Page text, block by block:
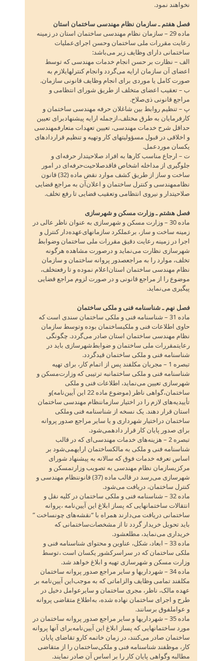
نخواهند نمود.
فصل هفتم ـ سازمان نظام مهندسی ساختمان استان
ماده 29 – سازمان نظام مهندسی ساختمان استان در زمینه
رعایت مقررات ملی ساختمان وحسن اجرای‌عملیات
ساختمانی دارای وظایف زیر می‌باشد:
الف – نظارت بر حسن انجام خدمات مهندسی که توسط
اعضای آن سازمان ارایه می‌گردد وانجام کنترلهایلازم به
صورت کامل یا موردی برای انجام وظایف قانونی سازمان‌.
ب – تعقیب اعضای متخلف از طریق شورای انتظامی و
مراجع قانونی ذی‌صلاح‌.
پ – تنظیم روابط بین شاغلان حرفه مهندسی ساختمان و
کارفرمایان به طرق مختلف‌،ازجمله ارایه پیشنهادبرای تعیین
حداقل شرح خدمات مهندسی‌، تعیین تعهدات متعارفمهندسی
و اخلاقی در قبول مسؤولیتهای کار وتهیه و تنظیم قراردادهای
یکسان موردعمل‌.
ت – ارجاع مناسب کارها به افراد صلاحیتدار حرفه‌ای و
جلوگیری از مداخله اشخاص فاقدصلاحیت‌حرفه‌ای در امور
ساخت و ساز از طریق کشف موارد نقض ماده (32) قانون
نظاممهندسی و کنترل ساختمان و اعلان‌آن به مراجع قضایی
صلاحیتدار و نیروی انتظامی وتعقیب قضایی تا رفع تخلف‌.
فصل هشتم ـ وزارت مسکن و شهرسازی
ماده 30 – وزارت مسکن و شهرسازی به عنوان ناظر عالی در
زمینه ساخت و ساز، برعملکرد سازمانهای‌عهده‌دار کنترل و
اجرا در زمینه رعایت دقیق مقررات ملی ساختمان وضوابط
شهرسازی نظارت می‌نماید و درصورت مشاهده هرگونه
تخلف‌، موارد را به مراجعصدور پروانه ساختمان و سازمان
نظام مهندسی ساختمان استان‌اعلام نموده و تا رفعتخلف‌،
موضوع را از مراجع قانونی و در صورت لزوم مراجع قضایی
پیگیری می‌نماید.
فصل نهم ـ شناسنامه فنی و ملکی ساختمان
ماده 31 – شناسنامه فنی و ملکی ساختمان سندی است که
حاوی اطلاعات فنی و ملکیساختمان بوده وتوسط سازمان
نظام مهندسی ساختمان استان صادر می‌گردد. چگونگی
رعایتمقررات ملی ساختمان و ضوابط‌شهرسازی باید در
شناسنامه فنی و ملکی ساختمان قیدگردد.
تبصره 1 – مجریان مکلفند پس از اتمام کار، برای تهیه
شناسنامه فنی و ملکی ساختمانبه ترتیبی که وزارت‌مسکن و
شهرسازی تعیین می‌نماید، اطلاعات فنی و ملکی
ساختمان‌،گواهی ناظر (موضوع ماده 22 این آیین‌نامه‌)و
تأییدیه‌های لازم را در اختیار سازماننظام مهندسی ساختمان
استان قرار دهند. یک نسخه از شناسنامه فنی وملکی
ساختمان دراختیار شهرداری و یا سایر مراجع صدور پروانه
برای صدور پایان کار قرار دادهمی‌شود.
تبصره 2 – هزینه‌های خدمات مهندسی‌ای که در قالب
شناسنامه فنی و ملکی به مالکساختمان ارایهمی‌شود بر
اساس تعرفه خدمات فوق که سالانه به پیشنهاد شورای
مرکزیسازمان نظام مهندسی به تصویب وزارتمسکن و
شهرسازی می‌رسد در قالب ماده (37) قانوننظام مهندسی و
کنترل ساختمان‌، دریافت می‌شود.
ماده 32 – شناسنامه فنی و ملکی ساختمان در کلیه نقل و
انتقالات ساختمانهایی که پساز ابلاغ این آیین‌نامه‌ ،پروانه
ساختمانی دریافت می‌دارند همراه با “نقشه‌های چونساخت ”
باید تحویل خریدار گردد تا از مشخصات‌ساختمانی که
خریداری می‌نماید، مطلعشود.
ماده 33 – ابعاد، شکل‌، عناوین و محتوای شناسنامه فنی و
ملکی ساختمان که در سراسرکشور یکسان است‌ ،توسط
وزارت مسکن و شهرسازی تهیه و ابلاغ خواهد شد.
ماده 34 – شهرداریها و سایر مراجع صدور پروانه ساختمان
مکلفند تمامی وظایف والزاماتی که به موجب‌این آیین‌نامه بر
عهده مالک‌، ناظر، مجری ساختمان و سایرعوامل دخیل در
طرح و اجرای ساختمان نهاده شده‌، به‌اطلاع متقاضی پروانه
و عواملفوق برسانند.
ماده 35 – شهرداریها و سایر مراجع صدور پروانه ساختمان در
مورد ساختمانهایی که پساز ابلاغ این آیین‌نامه‌برای آنها پروانه
ساختمان صادر می‌کنند، در زمان خاتمه کارو تقاضای پایان
کار، موظفند شناسنامه فنی و ملکی‌ساختمان را از متقاضی
مطالبه وگواهی پایان کار را بر اساس آن صادر نمایند.